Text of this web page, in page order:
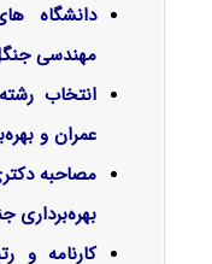
دانشگاه
مهندسی
انتخاب
عمران و
مصاحبه
بهره‌برداری
کارنامه و